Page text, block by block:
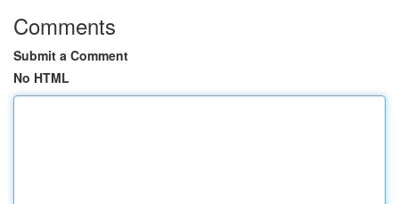
Comments
Submit a Comment
No HTML